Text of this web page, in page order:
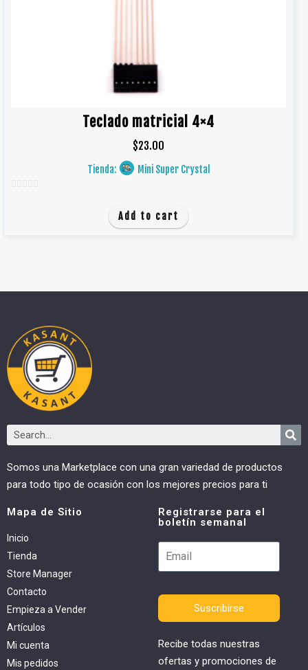
Teclado matricial 4×4
$23.00
Tienda: Mini Super Crystal
Add to cart
Somos una Marketplace con una gran variedad de productos
para todo tipo de ocasión con los mejores precios para ti
Mapa de Sitio
Inicio
Tienda
Store Manager
Contacto
Empieza a Vender
Artículos
Mi cuenta
Mis pedidos
Registrarse para el
boletín semanal
Suscribirse
Recibe todas nuestras
ofertas y promociones de